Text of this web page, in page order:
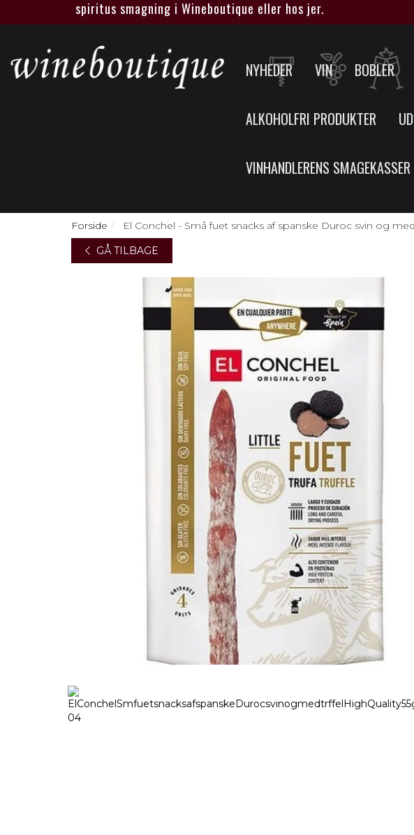
vin eller spiritus smagning i Wineboutique eller hos jer.
NYHEDER VIN BOBLER
ALKOHOLFRI PRODUKTER
VINHANDLERENS SMAGEKASSER
Forside
El Conchel - Små fuet snacks af spanske Duroc svin og
GÅ TILBAGE